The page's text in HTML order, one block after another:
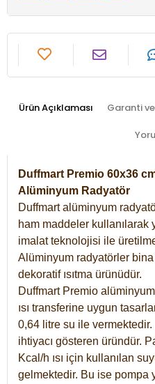
Ürün Açıklaması Garanti
Duffmart Premio 60x36
Alüminyum Radyatör
Duffmart alüminyum
ham maddeler kullanılarak
imalat teknolojisi ile
Alüminyum radyatörler
dekoratif ısıtma ürünüdür.
Duffmart Premio
ısı transferine uygun
0,64 litre su ile
ihtiyacı gösteren üründür.
Kcal/h ısı için kullanılan
gelmektedir. Bu ise pompa